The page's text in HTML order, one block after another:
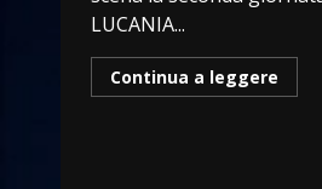
LUCANIA...
Continua a leggere